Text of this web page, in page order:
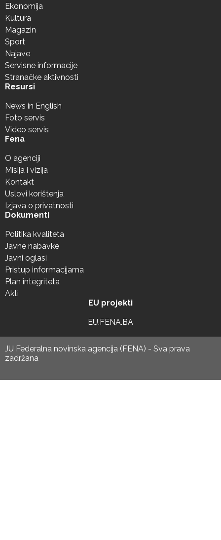
Ekonomija
Kultura
Magazin
Sport
Najave
Servisne informacije
Stranačke aktivnosti
Resursi
News in English
Foto servis
Video servis
Fena
O agenciji
Misija i vizija
Kontakt
Uslovi korištenja
Izjava o privatnosti
Dokumenti
Politika kvaliteta
Javne nabavke
Javni oglasi
Pristup informacijama
Plan integriteta
Akti
EU projekti
EU.FENA.BA
JU Federalna novinska agencija (FENA) - Sva prava
zadržana